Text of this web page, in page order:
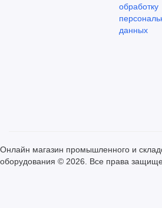
обработку
данных
Онлайн магазин промышленного и
оборудования © 2026. Все права